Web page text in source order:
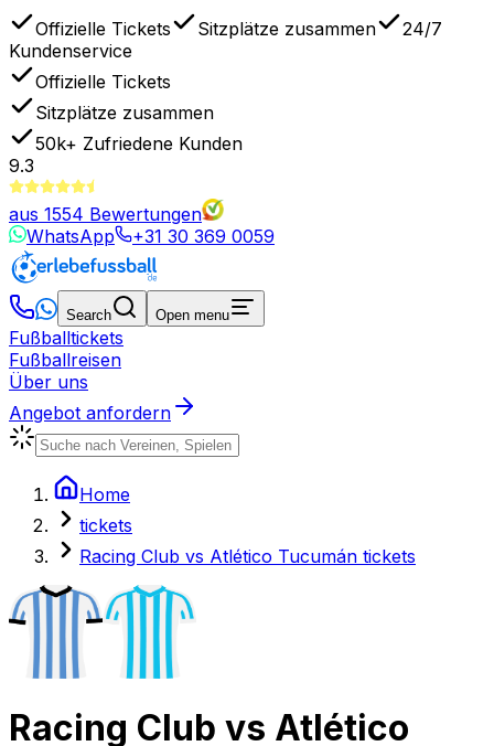
Offizielle Tickets Sitzplätze zusammen
24/7
Kundenservice
Offizielle Tickets
Sitzplätze zusammen
50k+ Zufriedene Kunden
9.3
aus 1554 Bewertungen
WhatsApp
+31 30 369 0059
Search Open menu
Fußballtickets
Fußballreisen
Über uns
Angebot anfordern
Home
tickets
Racing Club vs Atlético Tucumán tickets
Racing Club vs Atlético